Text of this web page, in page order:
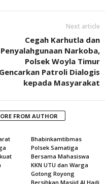
Next article
Cegah Karhutla dan
Penyalahgunaan Narkoba,
Polsek Woyla Timur
Gencarkan Patroli Dialogis
kepada Masyarakat
FROM AUTHOR
Bhabinkamtibmas
Polsek Samatiga
Bersama Mahasiswa
KKN UTU dan Warga
Gotong Royong
Bersihkan Masjid Al Hadi